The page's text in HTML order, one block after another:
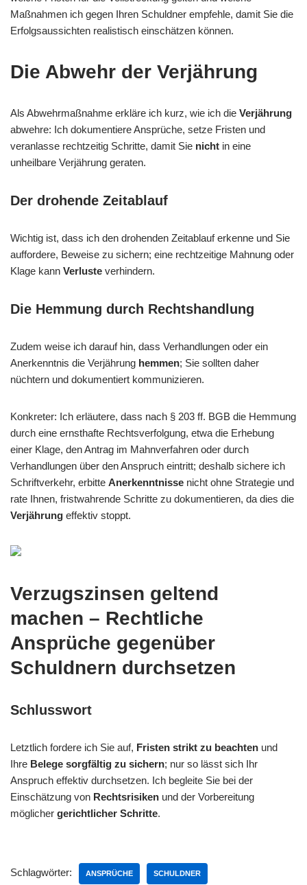
Maßnahmen ich gegen Ihren Schuldner empfehle, damit Sie die
Erfolgsaussichten realistisch einschätzen können.
Die Abwehr der Verjährung
Als Abwehrmaßnahme erkläre ich kurz, wie ich die Verjährung
abwehre: Ich dokumentiere Ansprüche, setze Fristen und
veranlasse rechtzeitig Schritte, damit Sie nicht in eine
unheilbare Verjährung geraten.
Der drohende Zeitablauf
Wichtig ist, dass ich den drohenden Zeitablauf erkenne und Sie
auffordere, Beweise zu sichern; eine rechtzeitige Mahnung oder
Klage kann Verluste verhindern.
Die Hemmung durch Rechtshandlung
Zudem weise ich darauf hin, dass Verhandlungen oder ein
Anerkenntnis die Verjährung hemmen; Sie sollten daher
nüchtern und dokumentiert kommunizieren.
Konkreter: Ich erläutere, dass nach § 203 ff. BGB die Hemmung
durch eine ernsthafte Rechtsverfolgung, etwa die Erhebung
einer Klage, den Antrag im Mahnverfahren oder durch
Verhandlungen über den Anspruch eintritt; deshalb sichere ich
Schriftverkehr, erbitte Anerkenntnisse nicht ohne Strategie und
rate Ihnen, fristwahrende Schritte zu dokumentieren, da dies die
Verjährung effektiv stoppt.
Verzugszinsen geltend
machen – Rechtliche
Ansprüche gegenüber
Schuldnern durchsetzen
Schlusswort
Letztlich fordere ich Sie auf, Fristen strikt zu beachten und
Ihre Belege sorgfältig zu sichern; nur so lässt sich Ihr
Anspruch effektiv durchsetzen. Ich begleite Sie bei der
Einschätzung von Rechtsrisiken und der Vorbereitung
möglicher gerichtlicher Schritte.
Schlagwörter: ANSPRÜCHE SCHULDNER